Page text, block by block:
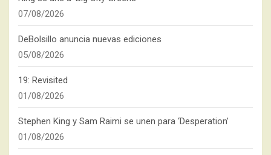
07/08/2026
DeBolsillo anuncia nuevas ediciones
05/08/2026
19: Revisited
01/08/2026
Stephen King y Sam Raimi se unen para ‘Desperation’
01/08/2026